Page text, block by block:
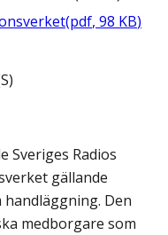
(pdf, 98 KB)
Sveriges Radios
gällande
Den
medborgare som